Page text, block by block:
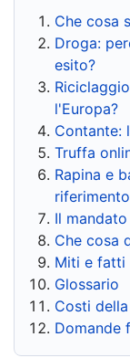
Che cosa
Droga:
esito?
l'Europa?
Contante:
Truffa
Rapina e
Il
Che cosa
Miti e fatti
Glossario
Costi
Domande